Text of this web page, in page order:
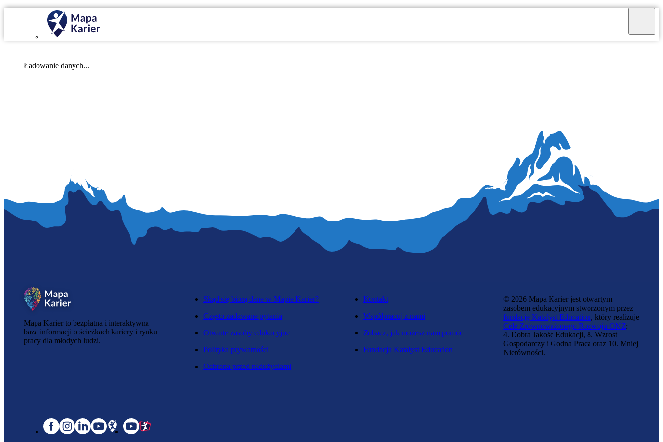
Ładowanie danych...
Mapa Karier to bezpłatna i interaktywna
baza informacji o ścieżkach kariery i rynku
pracy dla młodych ludzi.
Skąd się biorą dane w Mapie Karier?
Często zadawane pytania
Otwarte zasoby edukacyjne
Polityka prywatności
Ochrona przed nadużyciami
Kontakt
Współpracuj z nami
Zobacz, jak możesz nam pomóc
Fundacja Katalyst Education
© 2026 Mapa Karier jest otwartym
zasobem edukacyjnym stworzonym przez
fundację Katalyst Education, który realizuje
Cele Zrównoważonego Rozwoju ONZ:
4. Dobra Jakość Edukacji, 8. Wzrost
Gospodarczy i Godna Praca oraz 10. Mniej
Nierówności.